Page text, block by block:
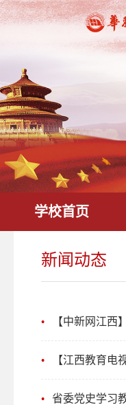
学校首页
新闻动态
【中新网江西
【江西教育
省委党史学习